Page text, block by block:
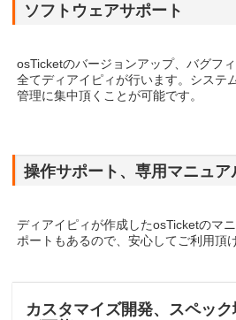
ソフトウェアサポート
osTicketのバージョンアップ、バグフ
全てディアイピィが行います。システ
管理に集中頂くことが可能です。
操作サポート、専用マニュア
ディアイピィが作成したosTicketのマ
ポートもあるので、安心してご利用頂
カスタマイズ開発、スペッ